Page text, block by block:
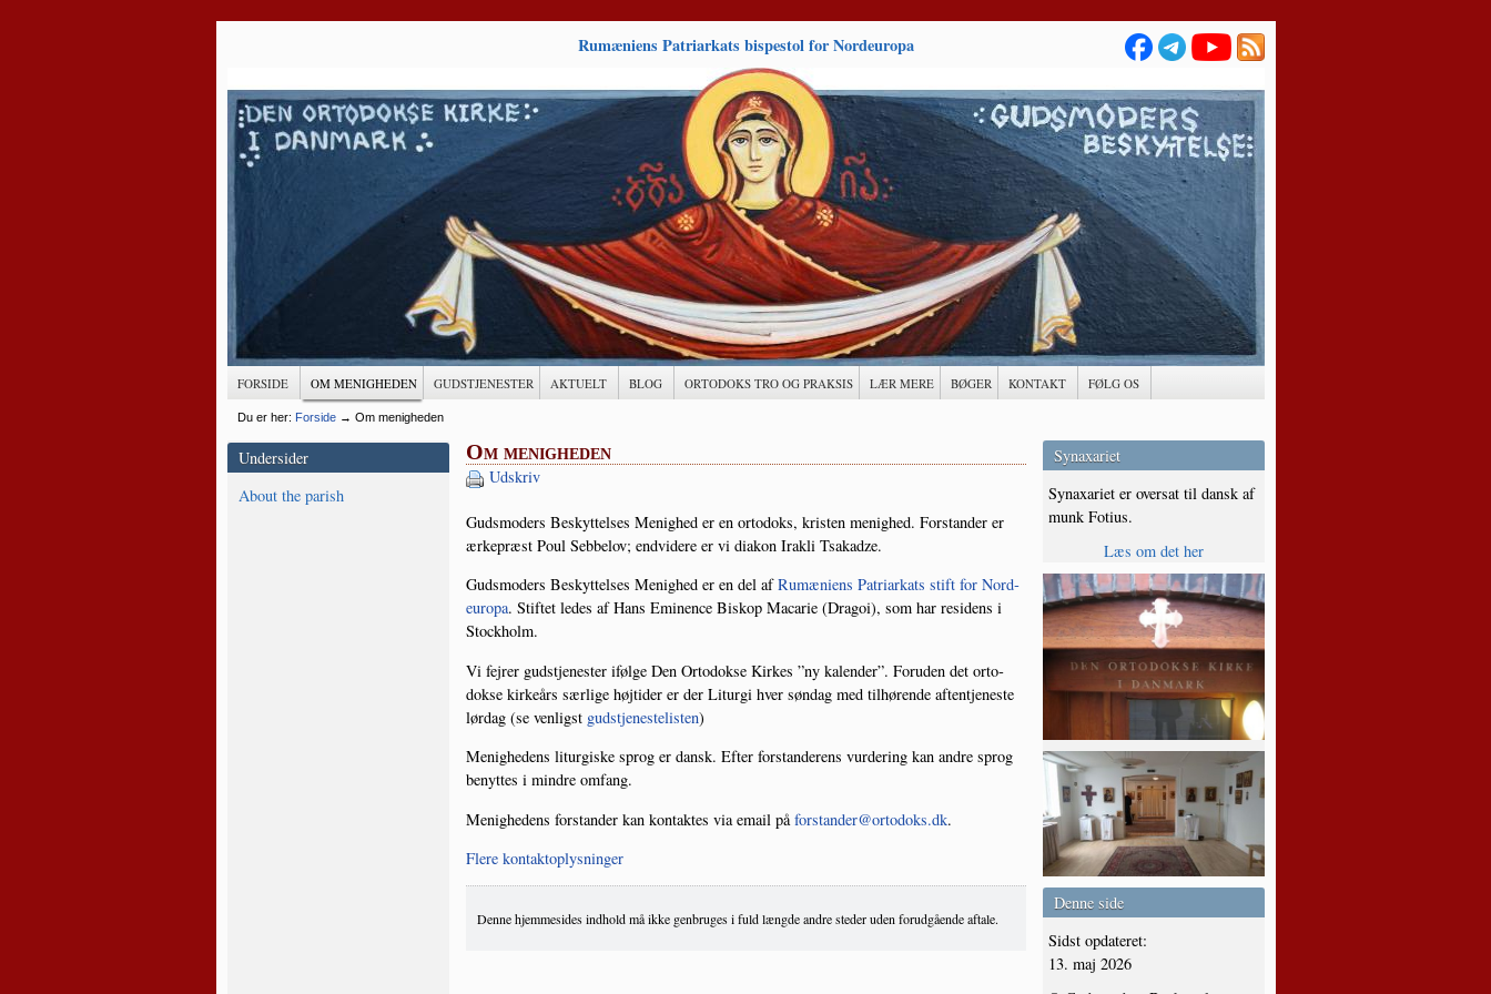
Rumæniens Patriarkats bispestol for Nordeuropa
FORSIDE OM MENIGHEDEN GUDSTJENESTER AKTUELT BLOG ORTODOKS TRO OG PRAKSIS LÆR MERE BØGER KONTAKT FØLG OS
Du er her: Forside→ Om menigheden
Undersider
About the parish
Om menigheden
Udskriv
Guds­mo­ders Beskyt­tel­ses Menig­hed er en orto­doks, kri­sten menig­hed. For­stan­der er
ærke­præst Poul Seb­be­lov; end­vi­de­re er vi dia­kon Irakli Tsakadze.
Guds­mo­ders Beskyt­tel­ses Menig­hed er en del afRumæ­ni­ens Patri­ar­kats stift for Nor­d­
eu­ro­pa. Stif­tet ledes af Hans Emi­nen­ce Biskop Maca­rie (Dra­goi), som har resi­dens i
Stockholm.
Vi fejrer guds­tjenester iføl­ge Den Orto­dok­se Kir­kes ”ny kalen­der”. For­u­den det orto­
dok­se kir­ke­års sær­li­ge høj­ti­der er der Litur­gi hver søn­dag med til­hø­ren­de aftentje­ne­ste
lør­dag (se ven­ligst gud­stje­ne­ste­li­sten)
Menig­he­dens litur­gi­ske sprog er dansk. Efter for­stan­de­rens vur­de­ring kan andre sprog
benyt­tes i min­dre omfang.
Menig­he­dens for­stan­der kan kon­tak­tes via email på forstander@ortodoks.dk.
Fle­re kontaktoplysninger
Denne hjemmesides indhold må ikke genbruges i fuld længde andre steder uden forudgående aftale.
Synaxariet
Synaxariet er oversat til dansk af
munk Fotius.
Læs om det her
Denne side
Sidst opdateret:
13. maj 2026